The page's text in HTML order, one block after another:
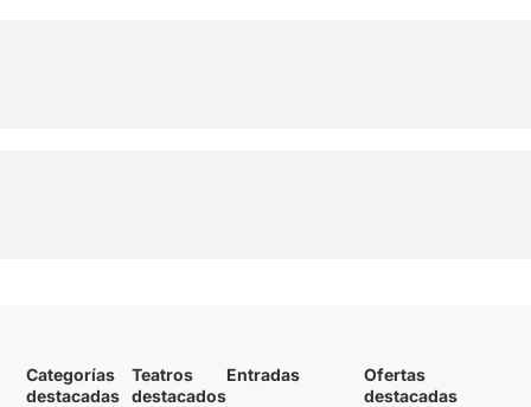
Categorías
destacadas
Teatros
destacados
Entradas
Ofertas
destacadas